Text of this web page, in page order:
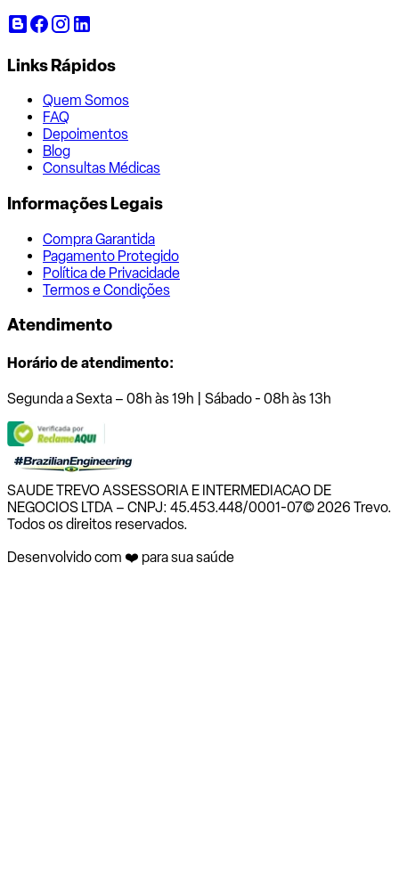
Links Rápidos
Quem Somos
FAQ
Depoimentos
Blog
Consultas Médicas
Informações Legais
Compra Garantida
Pagamento Protegido
Política de Privacidade
Termos e Condições
Atendimento
Horário de atendimento:
Segunda a Sexta – 08h às 19h | Sábado - 08h às 13h
SAUDE TREVO ASSESSORIA E INTERMEDIACAO DE
NEGOCIOS LTDA – CNPJ: 45.453.448/0001-07© 2026 Trevo.
Todos os direitos reservados.
Desenvolvido com ❤️ para sua saúde